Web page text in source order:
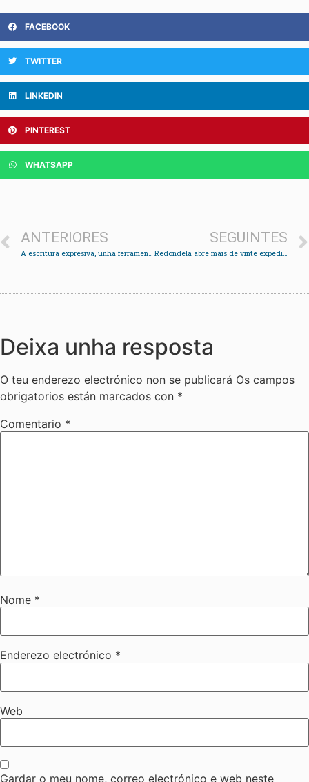
FACEBOOK
TWITTER
LINKEDIN
PINTEREST
WHATSAPP
ANTERIORES
A escritura expresiva, unha ferramenta terapéutica nas Bibliotecas de Redondela
SEGUINTES
Redondela abre máis de vinte expedientes sancionadores por abandono de vehículos
Deixa unha resposta
O teu enderezo electrónico non se publicará Os campos
obrigatorios están marcados con *
Comentario *
Nome *
Enderezo electrónico *
Web
Gardar o meu nome, correo electrónico e web neste